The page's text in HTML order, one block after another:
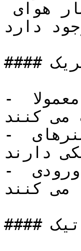
دارد.
#### الکتریک
- پوزیشنر ولوهای الکترونیکی سیگنال الکتریکی معمولا
می کنند.
- این سری پوزیشنرها عملکرد مشابهی با پوزیشنرهای
دارند.
- به جای فشار از سیگنال الکتریکی به عنوان ورودی
می کنند.
#### الکتروپنوماتیک